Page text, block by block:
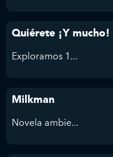
Quiérete ¡Y mucho!
Exploramos 1...
Milkman
Novela ambie...